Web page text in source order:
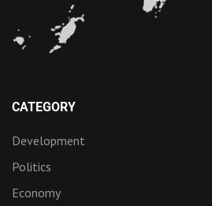
CATEGORY
Development
Politics
Economy